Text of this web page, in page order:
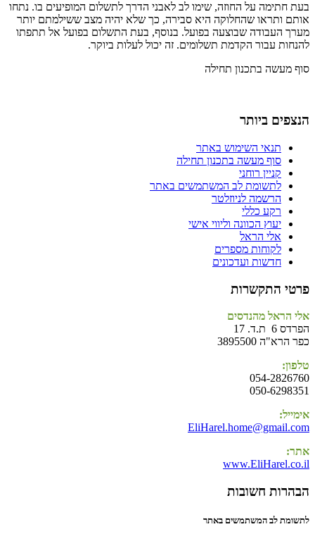
בעת חתימה על החוזה, שימו לב לאבני הדרך לתשלום המופיעים בו. נתחו
אותם ותראו שהחלוקה היא סבירה, כך שלא יהיה מצב ששילמתם יותר
מערך העבודה שבוצעה בפועל. בנוסף, בעת התשלום בפועל אל תתפתו
להנחות עבור הקדמת תשלומים. זה יכול לעלות ביוקר.
סוף מעשה בתכנון תחילה
הנצפים ביותר
תנאי השימוש באתר
סוף מעשה בתכנון תחילה
קניין רוחני
לתשומת לב המשתמשים באתר
הרשמה לניוזלטר
רקע כללי
יעוץ הכוונה וליווי אישי
אלי הראל
לקוחות מספרים
חדשות ועדכונים
פרטי התקשרות
אלי הראל מהנדסים
הפרדס 6 ת.ד. 17
כפר הרא"ה 3895500
טלפון:
054-2826760
050-6298351
אימייל:
EliHarel.home@gmail.com
אתר:
www.EliHarel.co.il
הבהרות חשובות
לתשומת לב המשתמשים באתר